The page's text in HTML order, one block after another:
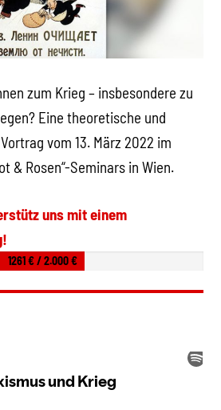
zum Krieg – insbesondere zu
Eine theoretische und
vom 13. März 2022 im
& Rosen“-Seminars in Wien.
uns mit einem
1261 € / 2.000 €